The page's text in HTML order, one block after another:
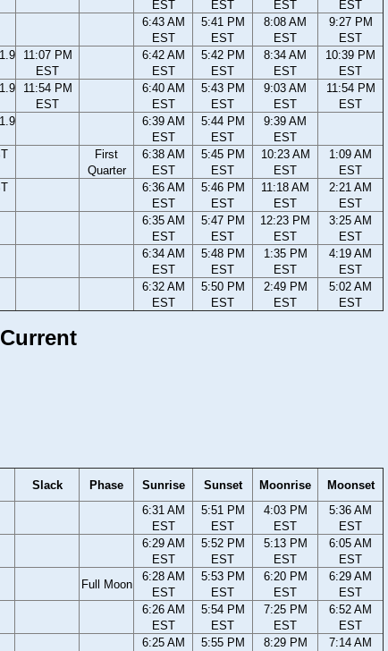
EST
EST
EST
EST
6:43 AM
EST
5:41 PM
EST
8:08 AM
EST
9:27 PM
EST
11:07 PM
EST
6:42 AM
EST
5:42 PM
EST
8:34 AM
EST
10:39 PM
EST
11:54 PM
EST
6:40 AM
EST
5:43 PM
EST
9:03 AM
EST
11:54 PM
EST
6:39 AM
EST
5:44 PM
EST
9:39 AM
EST
First
Quarter
6:38 AM
EST
5:45 PM
EST
10:23 AM
EST
1:09 AM
EST
6:36 AM
EST
5:46 PM
EST
11:18 AM
EST
2:21 AM
EST
6:35 AM
EST
5:47 PM
EST
12:23 PM
EST
3:25 AM
EST
6:34 AM
EST
5:48 PM
EST
1:35 PM
EST
4:19 AM
EST
6:32 AM
EST
5:50 PM
EST
2:49 PM
EST
5:02 AM
EST
Slack Phase Sunrise Sunset Moonrise
Moonset
6:31 AM
EST
5:51 PM
EST
4:03 PM
EST
5:36 AM
EST
6:29 AM
EST
5:52 PM
EST
5:13 PM
EST
6:05 AM
EST
Full Moon
6:28 AM
EST
5:53 PM
EST
6:20 PM
EST
6:29 AM
EST
6:26 AM
EST
5:54 PM
EST
7:25 PM
EST
6:52 AM
EST
6:25 AM
5:55 PM
8:29 PM
7:14 AM